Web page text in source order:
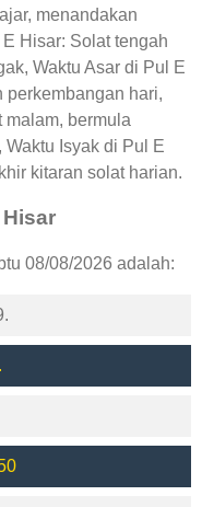
menandakan
Hisar: Solat tengah
Waktu Asar di Pul E
perkembangan hari,
malam, bermula
Isyak di Pul E
kitaran solat harian.
08/08/2026 adalah: